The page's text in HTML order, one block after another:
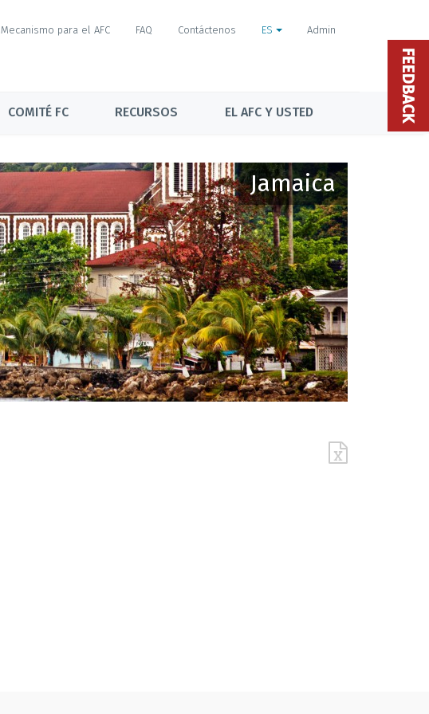
Mecanismo para el AFC FAQ Contáctenos ES Admin
COMITÉ FC RECURSOS EL AFC Y USTED
Jamaica
FEEDBACK